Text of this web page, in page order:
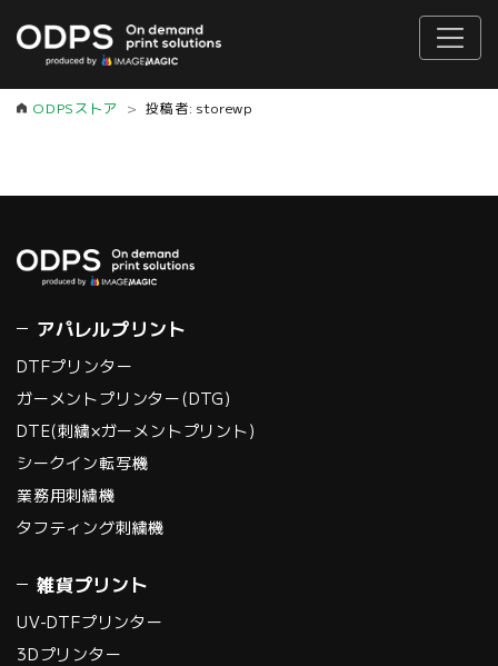
ODPSストア 投稿者:storewp
アパレルプリント
DTFプリンター
ガーメントプリンター(DTG)
DTE(刺繍×ガーメントプリント)
シークイン転写機
業務用刺繍機
タフティング刺繍機
雑貨プリント
UV-DTFプリンター
3Dプリンター